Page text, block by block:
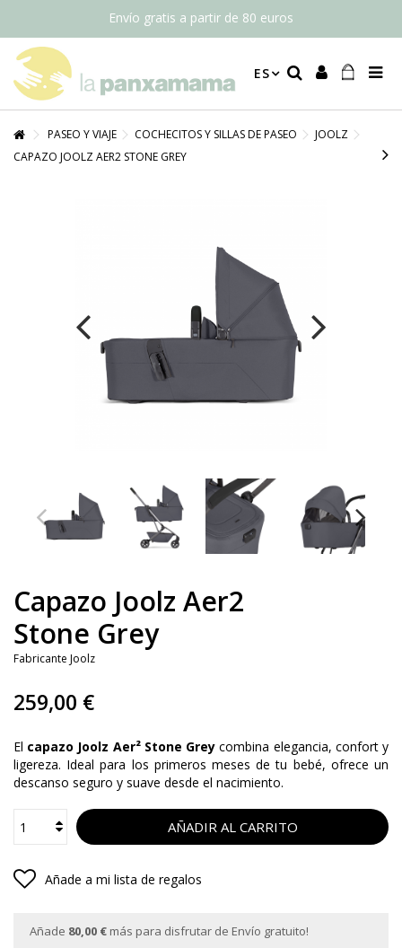
Envío gratis a partir de 80 euros
ES
PASEO Y VIAJE COCHECITOS Y SILLAS DE PASEO
JOOLZ
CAPAZO JOOLZ AER2 STONE GREY
Capazo Joolz Aer2
Stone Grey
Fabricante Joolz
259,00 €
El capazo Joolz Aer² Stone Grey combina elegancia, confort y
ligereza. Ideal para los primeros meses de tu bebé, ofrece un
descanso seguro y suave desde el nacimiento.
AÑADIR AL CARRITO
Añade a mi lista de regalos
Añade 80,00 € más para disfrutar de Envío gratuito!